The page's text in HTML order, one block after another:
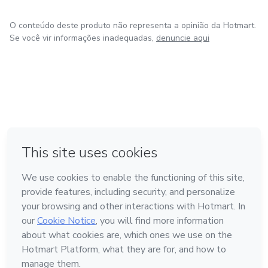
O conteúdo deste produto não representa a opinião da Hotmart.
Se você vir informações inadequadas, denuncie aqui
Feito com ❤ na Cidade do México
Conheça a Hotmart
Idioma
Português